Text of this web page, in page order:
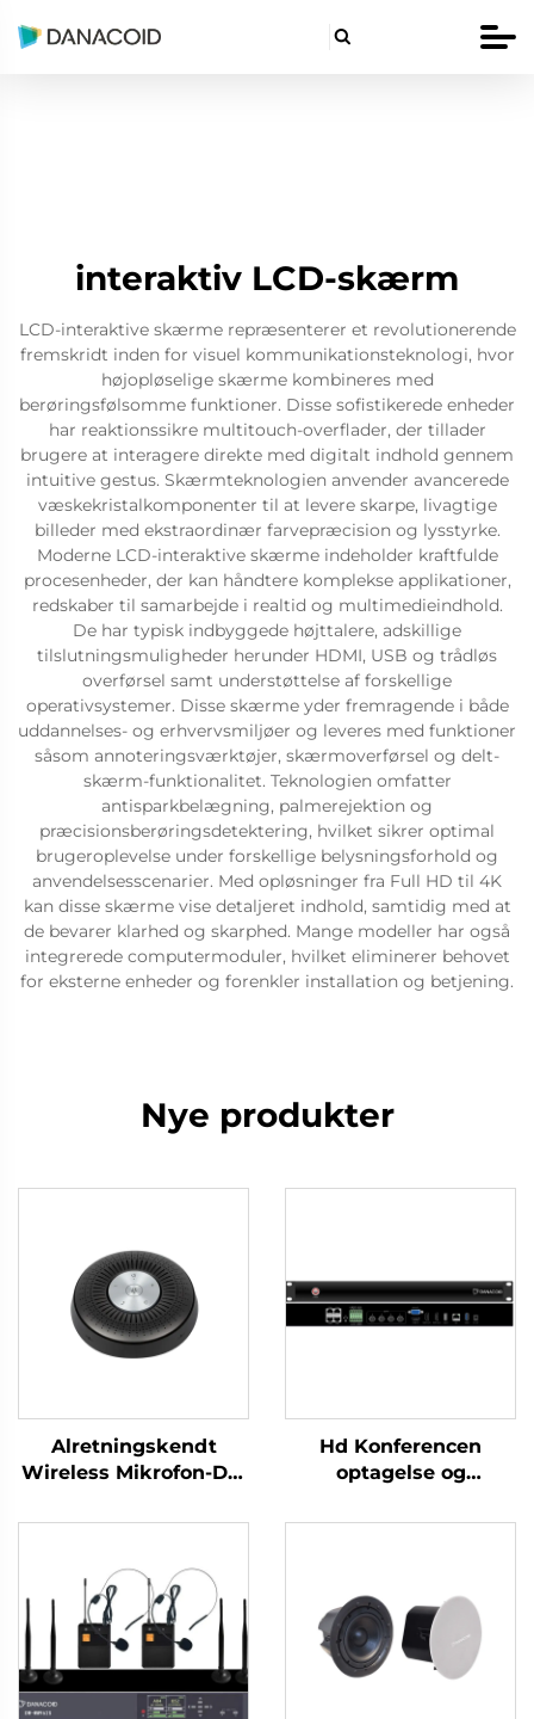

interaktiv LCD-skærm
LCD-interaktive skærme repræsenterer et revolutionerende
fremskridt inden for visuel kommunikationsteknologi, hvor
højopløselige skærme kombineres med
berøringsfølsomme funktioner. Disse sofistikerede enheder
har reaktionssikre multitouch-overflader, der tillader
brugere at interagere direkte med digitalt indhold gennem
intuitive gestus. Skærmteknologien anvender avancerede
væskekristalkomponenter til at levere skarpe, livagtige
billeder med ekstraordinær farvepræcision og lysstyrke.
Moderne LCD-interaktive skærme indeholder kraftfulde
procesenheder, der kan håndtere komplekse applikationer,
redskaber til samarbejde i realtid og multimedieindhold.
De har typisk indbyggede højttalere, adskillige
tilslutningsmuligheder herunder HDMI, USB og trådløs
overførsel samt understøttelse af forskellige
operativsystemer. Disse skærme yder fremragende i både
uddannelses- og erhvervsmiljøer og leveres med funktioner
såsom annoteringsværktøjer, skærmoverførsel og delt-
skærm-funktionalitet. Teknologien omfatter
antisparkbelægning, palmerejektion og
præcisionsberøringsdetektering, hvilket sikrer optimal
brugeroplevelse under forskellige belysningsforhold og
anvendelsesscenarier. Med opløsninger fra Full HD til 4K
kan disse skærme vise detaljeret indhold, samtidig med at
de bevarer klarhed og skarphed. Mange modeller har også
integrerede computermoduler, hvilket eliminerer behovet
for eksterne enheder og forenkler installation og betjening.
Nye produkter
Alretningskendt
Wireless Mikrofon-DS-
Hd Konferencen
optagelse og